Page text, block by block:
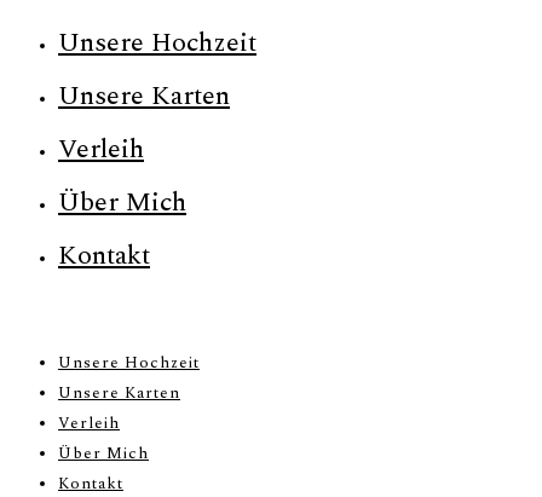
Unsere Hochzeit
Unsere Karten
Verleih
Über Mich
Kontakt
Unsere Hochzeit
Unsere Karten
Verleih
Über Mich
Kontakt